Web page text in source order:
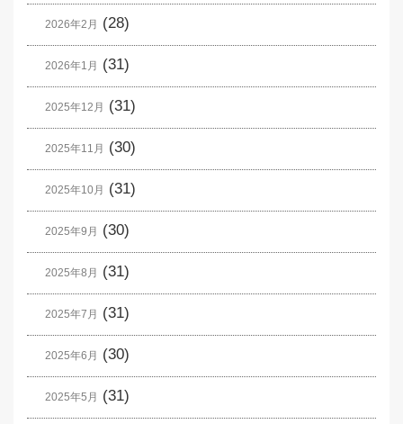
2026年2月 (28)
2026年1月 (31)
2025年12月 (31)
2025年11月 (30)
2025年10月 (31)
2025年9月 (30)
2025年8月 (31)
2025年7月 (31)
2025年6月 (30)
2025年5月 (31)